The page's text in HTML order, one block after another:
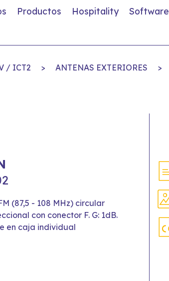
Productos Hospitality Software
/ ICT2 > ANTENAS EXTERIORES >
(87,5 - 108 MHz) circular
con conector F. G: 1dB.
en caja individual